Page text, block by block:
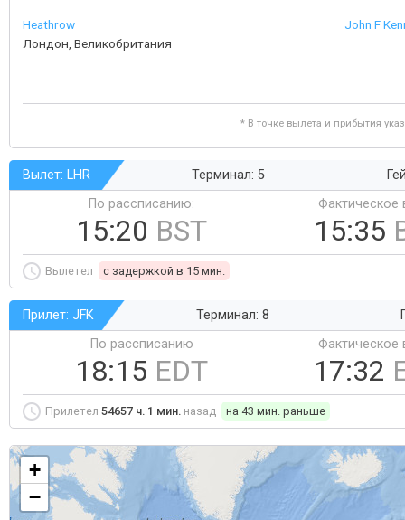
Heathrow
Лондон, Великобритания
John F
* В точке вылета и прибытия
Вылет: LHR Терминал: 5
По рассписанию:
15:20 BST
Фактическое
15:35
Вылетел c задержкой в 15 мин.
Прилет: JFK Терминал: 8
По рассписанию
18:15 EDT
Фактическое
17:32
Прилетел 54657 ч. 1 мин. назад на 43 мин. раньше
+
−